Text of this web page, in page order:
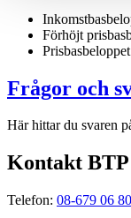
Förhöjt
Frågor och
Här hittar du svaren
Kontakt BTP
Telefon: 08-679 06 80